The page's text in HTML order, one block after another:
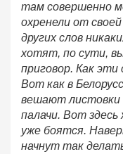
там совершенно
охренели от
других слов
хотят, по сути,
приговор. Как
Вот как в
вешают листовки
палачи. Вот
уже боятся.
начнут так